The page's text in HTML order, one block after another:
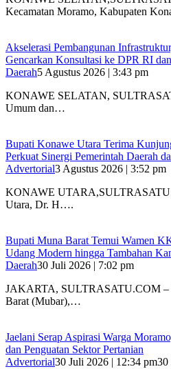
Kecamatan Moramo, Kabupaten
Akselerasi Pembangunan
Gencarkan Konsultasi ke DPR RI
Daerah5 Agustus 2026 | 3:43 pm
KONAWE SELATAN,
Umum dan…
Bupati Konawe Utara Terima
Perkuat Sinergi Pemerintah Daerah
Advertorial3 Agustus 2026 | 3:52 pm
‎KONAWE
Utara, Dr. H….
‎Bupati Muna Barat Temui Wamen
Udang Modern hingga Tambahan
Daerah30 Juli 2026 | 7:02 pm
‎JAKARTA, SULTRASATU.COM –
Barat (Mubar),…
Jaelani Serap Aspirasi Warga
dan Penguatan Sektor Pertanian
Advertorial30 Juli 2026 | 12:34 pm30